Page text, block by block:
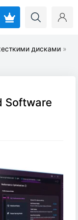
дисками »
Software